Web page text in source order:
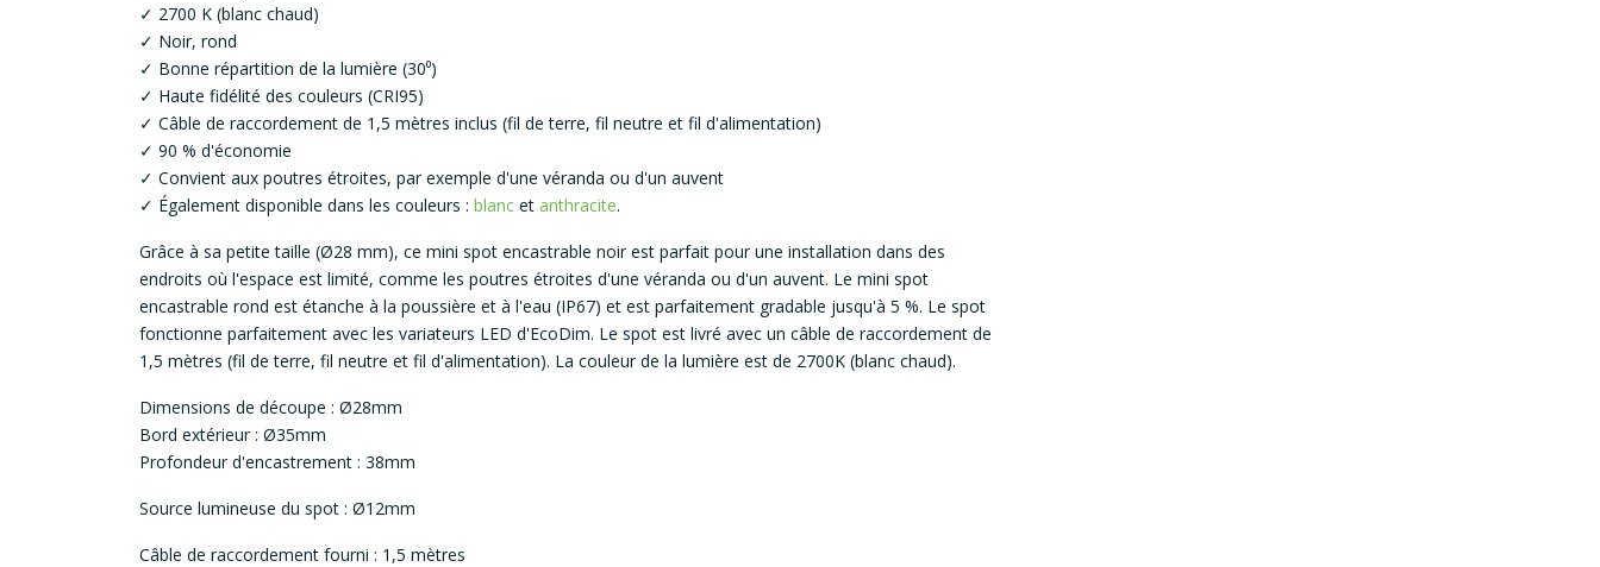
✓ 2700 K (blanc chaud)
✓ Noir, rond
✓ Bonne répartition de la lumière (30⁰)
✓ Haute fidélité des couleurs (CRI95)
✓ Câble de raccordement de 1,5 mètres inclus (fil de terre, fil neutre et fil d'alimentation)
✓ 90 % d'économie
✓ Convient aux poutres étroites, par exemple d'une véranda ou d'un auvent
✓ Également disponible dans les couleurs : blanc et anthracite.
Grâce à sa petite taille (Ø28 mm), ce mini spot encastrable noir est parfait pour une installation dans des
endroits où l'espace est limité, comme les poutres étroites d'une véranda ou d'un auvent. Le mini spot
encastrable rond est étanche à la poussière et à l'eau (IP67) et est parfaitement gradable jusqu'à 5 %. Le spot
fonctionne parfaitement avec les variateurs LED d'EcoDim. Le spot est livré avec un câble de raccordement de
1,5 mètres (fil de terre, fil neutre et fil d'alimentation). La couleur de la lumière est de 2700K (blanc chaud).
Dimensions de découpe : Ø28mm
Bord extérieur : Ø35mm
Profondeur d'encastrement : 38mm
Source lumineuse du spot : Ø12mm
Câble de raccordement fourni : 1,5 mètres